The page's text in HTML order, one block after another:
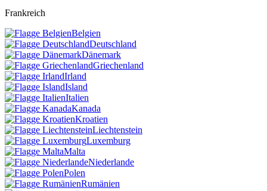
Frankreich
Belgien
Deutschland
Dänemark
Griechenland
Irland
Island
Italien
Kanada
Kroatien
Liechtenstein
Luxemburg
Malta
Niederlande
Polen
Rumänien